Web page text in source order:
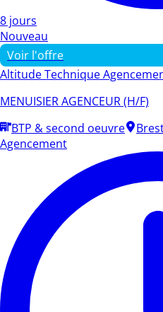
8 jours
Nouveau
Voir l'offre
Altitude Technique
MENUISIER AGENCEUR (H/F)
BTP & second oeuvre
Agencement